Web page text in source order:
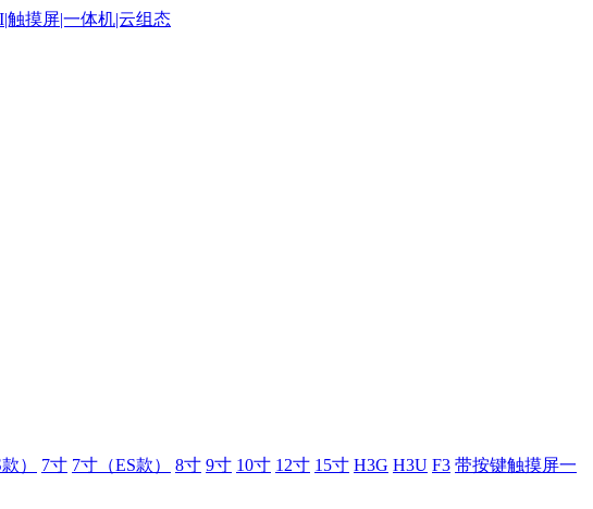
） 7寸 7寸（ES款） 8寸 9寸 10寸 12寸 15寸 H3G H3U F3 带按键触摸屏一